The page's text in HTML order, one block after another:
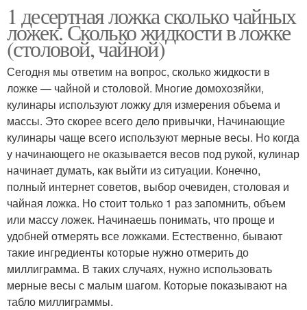
1 десертная ложка сколько чайных
ложек. Сколько жидкости в ложке
(столовой, чайной)
Сегодня мы ответим на вопрос, сколько жидкости в
ложке — чайной и столовой. Многие домохозяйки,
кулинары используют ложку для измерения объема и
массы. Это скорее всего дело привычки, Начинающие
кулинары чаще всего используют мерные весы. Но когда
у начинающего не оказывается весов под рукой, кулинар
начинает думать, как выйти из ситуации. Конечно,
полный интернет советов, выбор очевиден, столовая и
чайная ложка. Но стоит только 1 раз запомнить, объем
или массу ложек. Начинаешь понимать, что проще и
удобней отмерять все ложками. Естественно, бывают
такие ингредиенты которые нужно отмерить до
миллиграмма. В таких случаях, нужно использовать
мерные весы с малым шагом. Которые показывают на
табло миллиграммы.